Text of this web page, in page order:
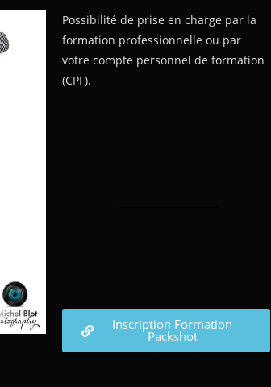
Possibilité de prise en charge par la
formation professionnelle ou par
votre compte personnel de formation
(CPF).
Inscription Formation
Packshot